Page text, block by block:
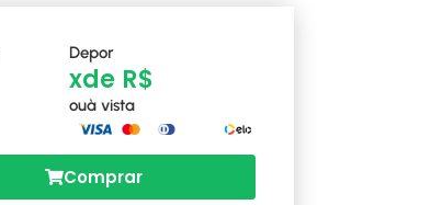
Depor
xde R$
ouà vista
Comprar